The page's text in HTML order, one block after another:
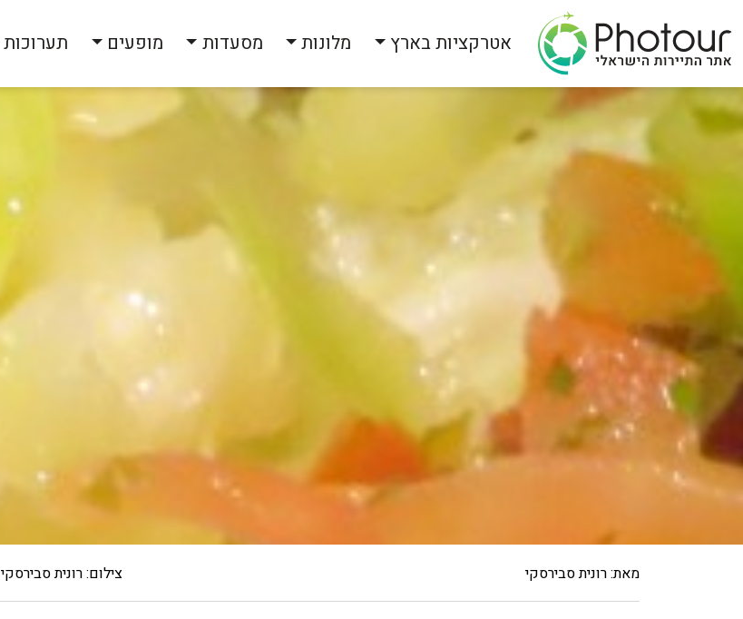
אטרקציות בארץ מלונות מסעדות מופעים תערוכות
מאת: רונית סבירסקי צילום: רונית סבירסקי